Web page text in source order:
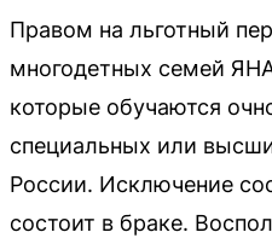
Правом на льготный
многодетных семей
которые обучаются
специальных или
России. Исключение
состоит в браке.